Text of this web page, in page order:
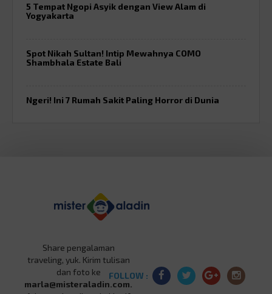
5 Tempat Ngopi Asyik dengan View Alam di
Yogyakarta
Spot Nikah Sultan! Intip Mewahnya COMO
Shambhala Estate Bali
Ngeri! Ini 7 Rumah Sakit Paling Horror di Dunia
Share pengalaman
traveling, yuk. Kirim tulisan
dan foto ke
marla@misteraladin.com.
FOLLOW :